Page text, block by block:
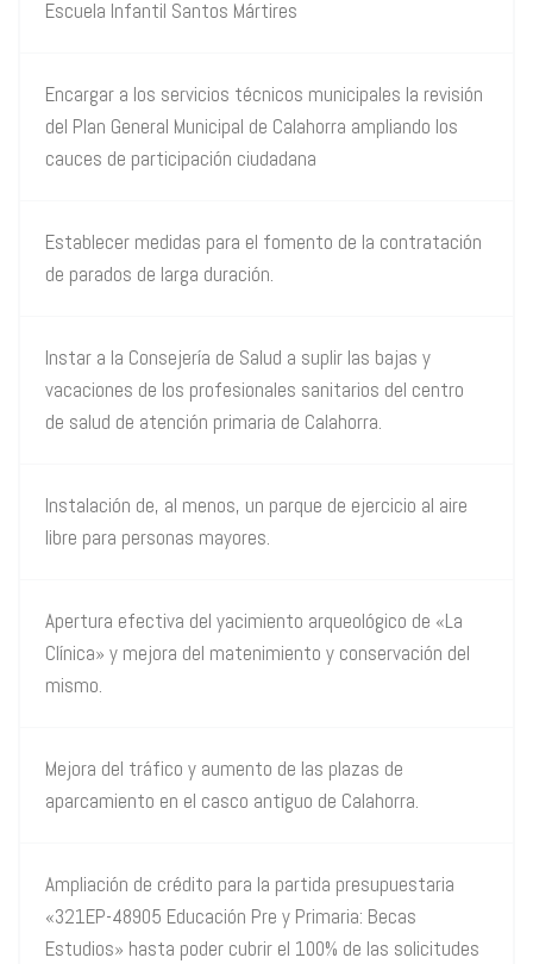
Escuela Infantil Santos Mártires
Encargar a los servicios técnicos municipales la revisión
del Plan General Municipal de Calahorra ampliando los
cauces de participación ciudadana
Establecer medidas para el fomento de la contratación
de parados de larga duración.
Instar a la Consejería de Salud a suplir las bajas y
vacaciones de los profesionales sanitarios del centro
de salud de atención primaria de Calahorra.
Instalación de, al menos, un parque de ejercicio al aire
libre para personas mayores.
Apertura efectiva del yacimiento arqueológico de «La
Clínica» y mejora del matenimiento y conservación del
mismo.
Mejora del tráfico y aumento de las plazas de
aparcamiento en el casco antiguo de Calahorra.
Ampliación de crédito para la partida presupuestaria
«321EP-48905 Educación Pre y Primaria: Becas
Estudios» hasta poder cubrir el 100% de las solicitudes